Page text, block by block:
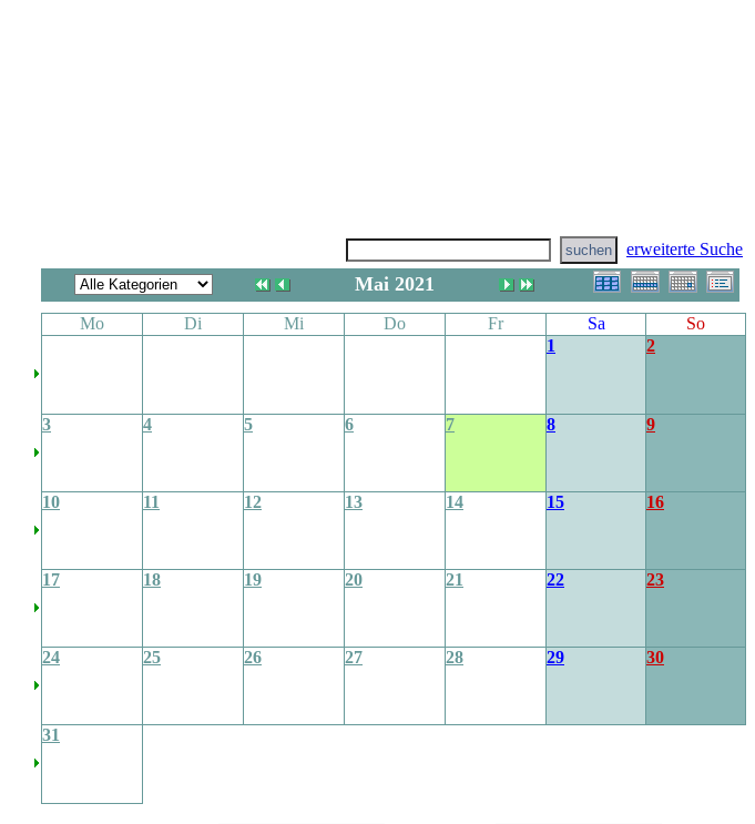
erweiterte Suche
Mai 2021
Mo Di Mi Do Fr Sa
So
1
2
3 4 5 6 7 8 9
10 11 12 13 14 15 16
17 18 19 20 21 22 23
24 25 26 27 28 29 30
31